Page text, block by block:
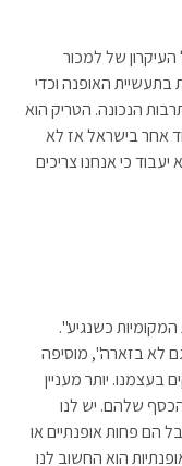
של למכור
בתעשיית האופנה וכדי
הנכונה. הטריק הוא
אחר בישראל אז לא
כי אנחנו צריכים
המקומיות כשנגיע".
לא בזארה", מוסיפה
יותר מעניין
שלהם. יש לנו
הם פחות אופנתיים או
הוא החשוב לנו